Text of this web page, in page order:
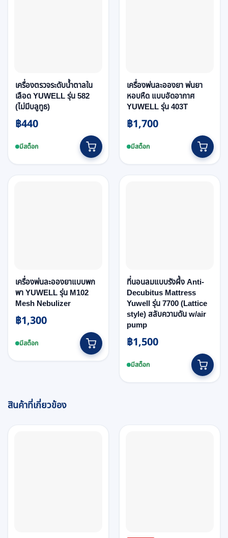
เครื่องตรวจระดับน้ำตาลใน
เลือด YUWELL รุ่น 582
(ไม่มีบลูทูธ)
฿440
มีสต็อก
เครื่องพ่นละอองยา พ่นยา
หอบหืด แบบอัดอากาศ
YUWELL รุ่น 403T
฿1,700
มีสต็อก
เครื่องพ่นละอองยาแบบพก
พา YUWELL รุ่น M102
Mesh Nebulizer
฿1,300
มีสต็อก
ที่นอนลมแบบรังผึ้ง Anti-
Decubitus Mattress
Yuwell รุ่น 7700 (Lattice
style) สลับความดัน w/air
pump
฿1,500
มีสต็อก
สินค้าที่เกี่ยวข้อง